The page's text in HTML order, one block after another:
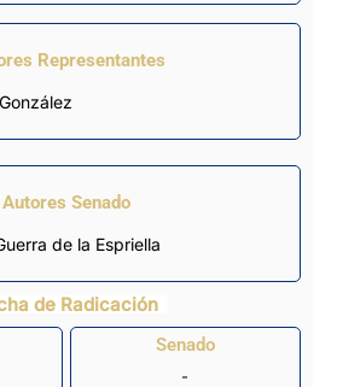
Representantes
Autores Senado
de la Espriella
de Radicación
Senado
-